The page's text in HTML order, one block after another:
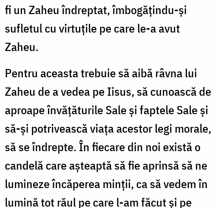
fi un Zaheu îndreptat, îmbogăţindu-şi
sufletul cu virtuţile pe care le-a avut
Zaheu.
Pentru aceasta trebuie să aibă râvna lui
Zaheu de a vedea pe Iisus, să cunoască de
aproape învăţăturile Sale şi faptele Sale şi
să-şi potrivească viaţa acestor legi morale,
să se îndrepte. În fiecare din noi există o
candelă care aşteaptă să fie aprinsă să ne
lumineze încăperea minţii, ca să vedem în
lumină tot răul pe care l-am făcut şi pe